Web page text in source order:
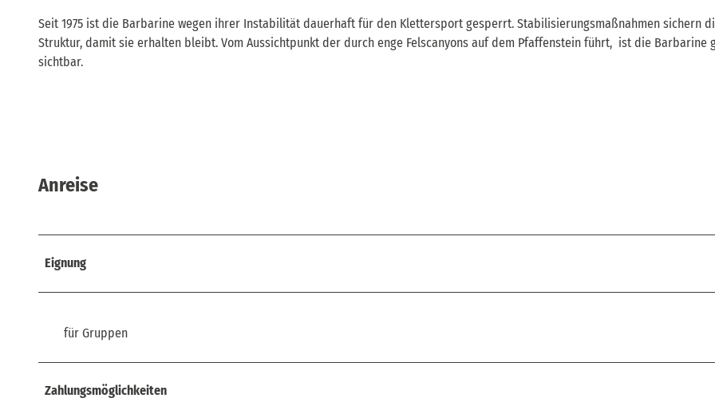
Seit 1975 ist die Barbarine wegen ihrer Instabilität dauerhaft für den Klettersport gesperrt. Stabilisierungsmaßnahmen sichern
Struktur, damit sie erhalten bleibt. Vom Aussichtpunkt der durch enge Felscanyons auf dem Pfaffenstein führt, ist die Barbarine
sichtbar.
Anreise
Eignung
für Gruppen
Zahlungsmöglichkeiten